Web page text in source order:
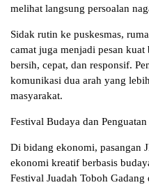
melihat langsung persoalan
Sidak rutin ke puskesmas,
camat juga menjadi pesan
bersih, cepat, dan responsif.
komunikasi dua arah yang
masyarakat.
Festival Budaya dan
Di bidang ekonomi, pasangan
ekonomi kreatif berbasis
Festival Juadah Toboh